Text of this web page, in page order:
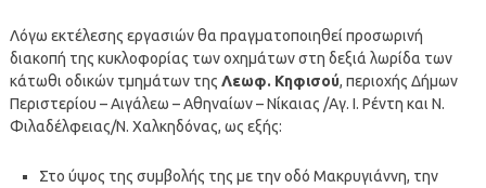
Λόγω εκτέλεσης εργασιών θα πραγματοποιηθεί προσωρινή
διακοπή της κυκλοφορίας των οχημάτων στη δεξιά λωρίδα των
κάτωθι οδικών τμημάτων της Λεωφ. Κηφισού, περιοχής Δήμων
Περιστερίου – Αιγάλεω – Αθηναίων – Νίκαιας /Αγ. Ι. Ρέντη και Ν.
Φιλαδέλφειας/Ν. Χαλκηδόνας, ως εξής:
Στο ύψος της συμβολής της με την οδό Μακρυγιάννη, την